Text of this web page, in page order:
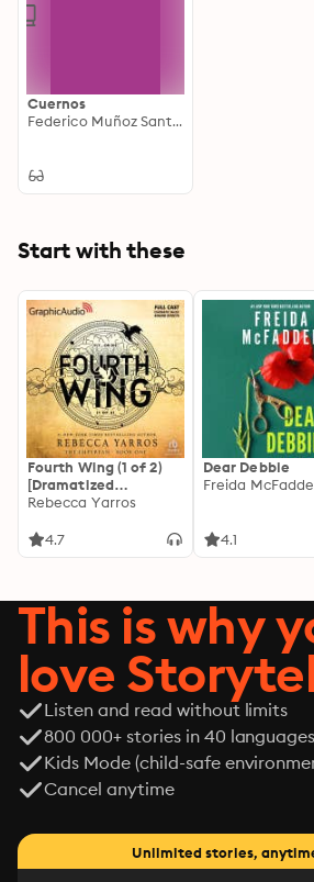
Cuernos
Federico Muñoz Santerbas
Start with these
Fourth Wing (1 of 2)
[Dramatized
Adaptation]: The
Rebecca Yarros
4.7
Dear Debbie
Freida
4.1
This is why
love
Listen and read without limits
800 000+ stories in 40 languages
Kids Mode (child-safe
Cancel anytime
Unlimited stories,